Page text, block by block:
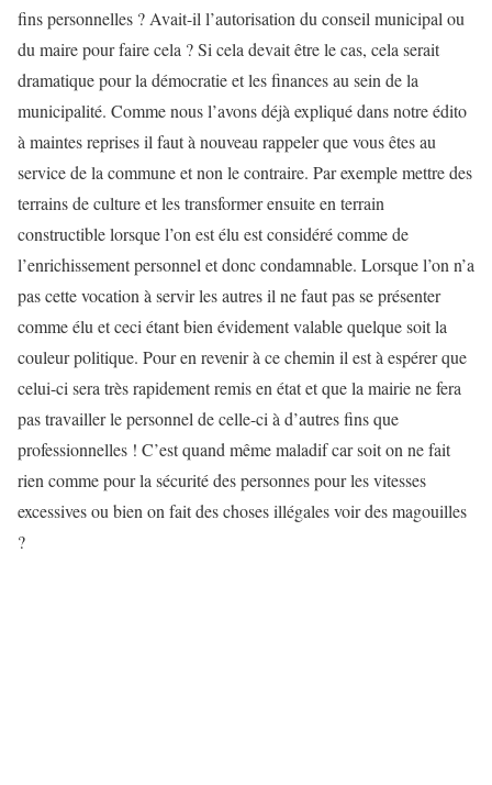
fins personnelles ? Avait-il l’autorisation du conseil municipal ou
du maire pour faire cela ? Si cela devait être le cas, cela serait
dramatique pour la démocratie et les finances au sein de la
municipalité. Comme nous l’avons déjà expliqué dans notre édito
à maintes reprises il faut à nouveau rappeler que vous êtes au
service de la commune et non le contraire. Par exemple mettre des
terrains de culture et les transformer ensuite en terrain
constructible lorsque l’on est élu est considéré comme de
l’enrichissement personnel et donc condamnable. Lorsque l’on n’a
pas cette vocation à servir les autres il ne faut pas se présenter
comme élu et ceci étant bien évidement valable quelque soit la
couleur politique. Pour en revenir à ce chemin il est à espérer que
celui-ci sera très rapidement remis en état et que la mairie ne fera
pas travailler le personnel de celle-ci à d’autres fins que
professionnelles ! C’est quand même maladif car soit on ne fait
rien comme pour la sécurité des personnes pour les vitesses
excessives ou bien on fait des choses illégales voir des magouilles
?